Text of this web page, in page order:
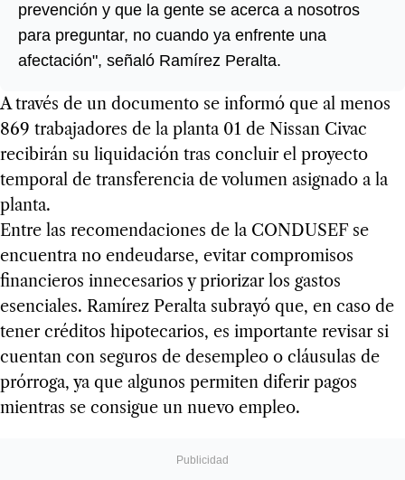
prevención y que la gente se acerca a nosotros
para preguntar, no cuando ya enfrente una
afectación", señaló Ramírez Peralta.
A través de un documento se informó que al menos
869 trabajadores de la planta 01 de Nissan Civac
recibirán su liquidación tras concluir el proyecto
temporal de transferencia de volumen asignado a la
planta.
Entre las recomendaciones de la CONDUSEF se
encuentra no endeudarse, evitar compromisos
financieros innecesarios y priorizar los gastos
esenciales. Ramírez Peralta subrayó que, en caso de
tener créditos hipotecarios, es importante revisar si
cuentan con seguros de desempleo o cláusulas de
prórroga, ya que algunos permiten diferir pagos
mientras se consigue un nuevo empleo.